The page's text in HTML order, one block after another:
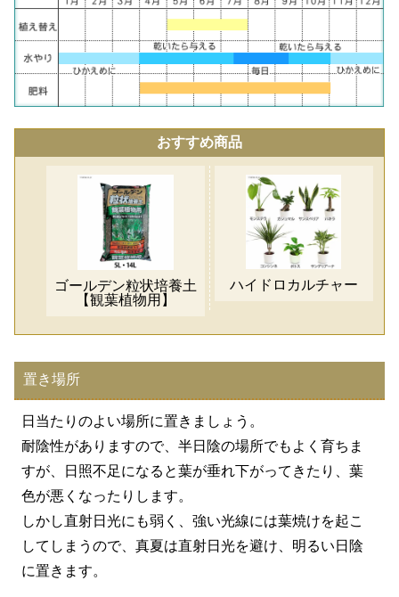
おすすめ商品
ゴールデン粒状培養土
【観葉植物用】
ハイドロカルチャー
置き場所
日当たりのよい場所に置きましょう。
耐陰性がありますので、半日陰の場所でもよく育ちま
すが、日照不足になると葉が垂れ下がってきたり、葉
色が悪くなったりします。
しかし直射日光にも弱く、強い光線には葉焼けを起こ
してしまうので、真夏は直射日光を避け、明るい日陰
に置きます。